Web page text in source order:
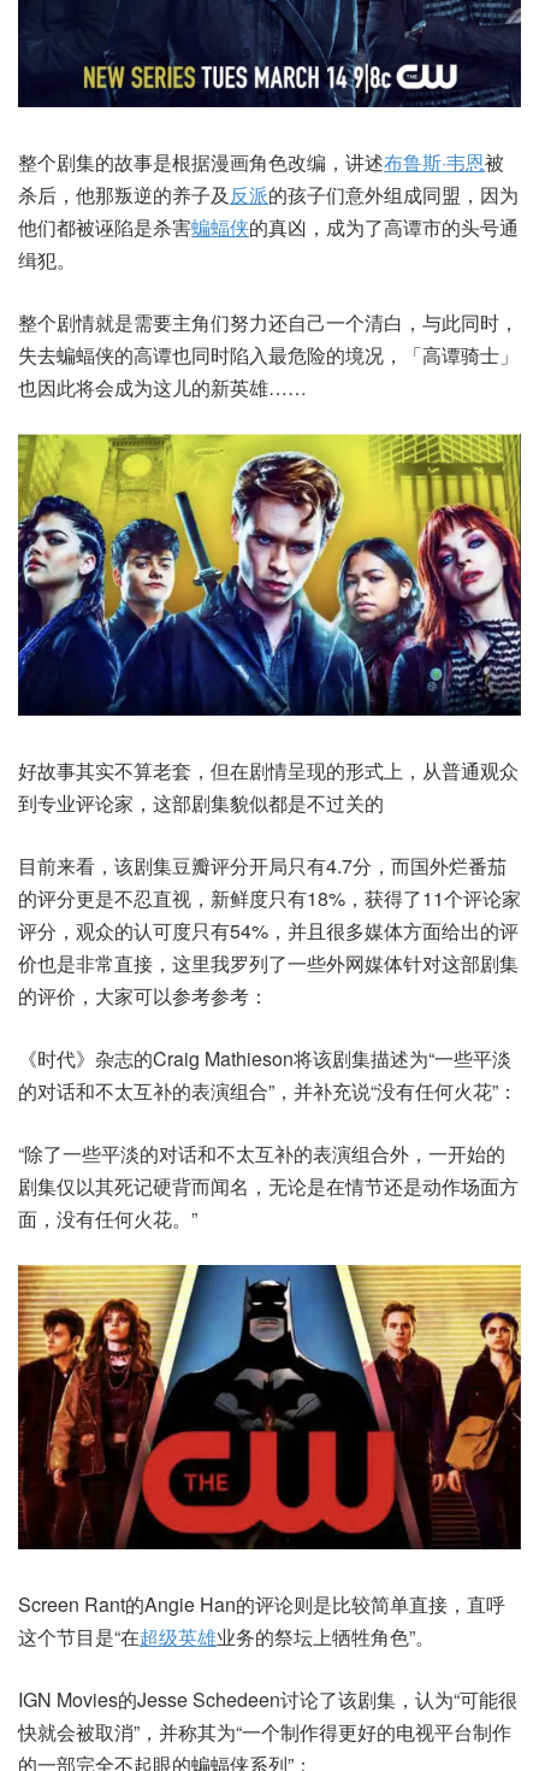
整个剧集的故事是根据漫画角色改编，讲述布鲁斯·韦恩被
杀后，他那叛逆的养子及 反派的孩子们意外组成同盟，因为
他们都被诬陷是杀害蝙蝠侠的真凶，成为了高谭市的头号通
缉犯。
整个剧情就是需要主角们努力还自己一个清白，与此同时，
失去蝙蝠侠的高谭也同时陷入最危险的境况，「高谭骑士」
也因此将会成为这儿的新英雄……
好故事其实不算老套，但在剧情呈现的形式上，从普通观众
到专业评论家，这部剧集貌似都是不过关的
目前来看，该剧集豆瓣评分开局只有4.7分，而国外烂番茄
的评分更是不忍直视，新鲜度只有18%，获得了11个评论家
评分，观众的认可度只有54%，并且很多媒体方面给出的评
价也是非常直接，这里我罗列了一些外网媒体针对这部剧集
的评价，大家可以参考参考：
《时代》杂志的Craig Mathieson将该剧集描述为“一些平淡
的对话和不太互补的表演组合”，并补充说“没有任何火花”：
“除了一些平淡的对话和不太互补的表演组合外，一开始的
剧集仅以其死记硬背而闻名，无论是在情节还是动作场面方
面，没有任何火花。”
Screen Rant的Angie Han的评论则是比较简单直接，直呼
这个节目是“在超级英雄业务的祭坛上牺牲角色”。
IGN Movies的Jesse Schedeen讨论了该剧集，认为“可能很
快就会被取消”，并称其为“一个制作得更好的电视平台制作
的一部完全不起眼的蝙蝠侠系列”：